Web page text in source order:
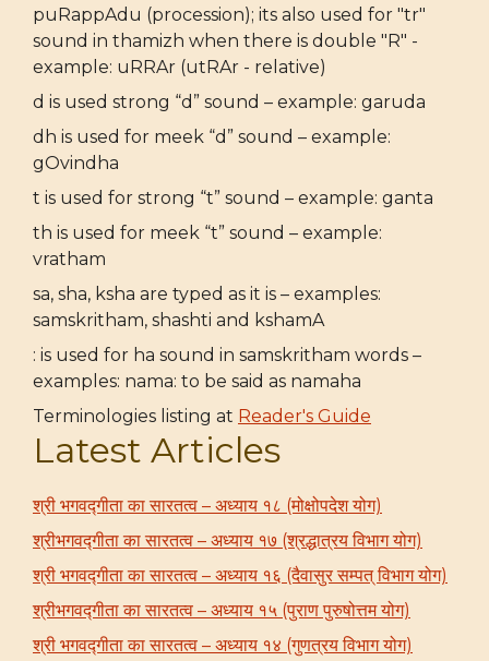
puRappAdu (procession); its also used for "tr"
sound in thamizh when there is double "R" -
example: uRRAr (utRAr - relative)
d is used strong “d” sound – example: garuda
dh is used for meek “d” sound – example:
gOvindha
t is used for strong “t” sound – example: ganta
th is used for meek “t” sound – example:
vratham
sa, sha, ksha are typed as it is – examples:
samskritham, shashti and kshamA
: is used for ha sound in samskritham words –
examples: nama: to be said as namaha
Terminologies listing at Reader's Guide
Latest Articles
श्री भगवद्गीता का सारतत्व – अध्याय १८ (मोक्षोपदेश योग)
श्रीभगवद्गीता का सारतत्व – अध्याय १७ (श्रद्धात्रय विभाग योग)
श्री भगवद्गीता का सारतत्व – अध्याय १६ (दैवासुर सम्पत् विभाग योग)
श्रीभगवद्गीता का सारतत्व – अध्याय १५ (पुराण पुरुषोत्तम योग)
श्री भगवद्गीता का सारतत्व – अध्याय १४ (गुणत्रय विभाग योग)